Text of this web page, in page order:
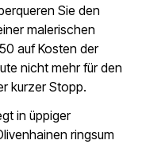
Sie den
malerischen
auf Kosten der
nicht mehr für den
kurzer Stopp.
in üppiger
ringsum